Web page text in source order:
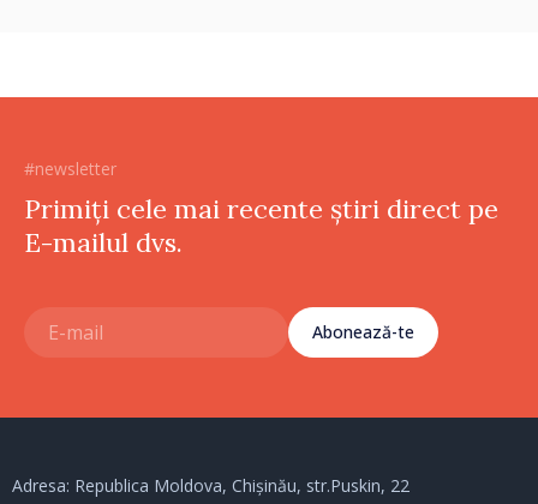
#newsletter
Primiți cele mai recente știri direct pe
E-mailul dvs.
Abonează-te
Adresa: Republica Moldova, Chișinău, str.Puskin, 22